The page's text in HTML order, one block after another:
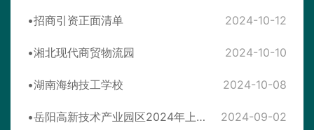
招商引资正面清单 2024-10-12
湘北现代商贸物流园 2024-10-10
湖南海纳技工学校 2024-10-08
岳阳高新技术产业园区2024年上半年环境保护工作情况报告 2024-09-02